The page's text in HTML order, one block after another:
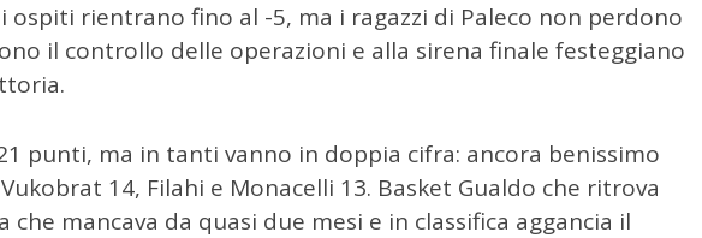
ospiti rientrano fino al -5, ma i ragazzi di Paleco non perdono
il controllo delle operazioni e alla sirena finale festeggiano
punti, ma in tanti vanno in doppia cifra: ancora benissimo
14, Filahi e Monacelli 13. Basket Gualdo che ritrova
che mancava da quasi due mesi e in classifica aggancia il